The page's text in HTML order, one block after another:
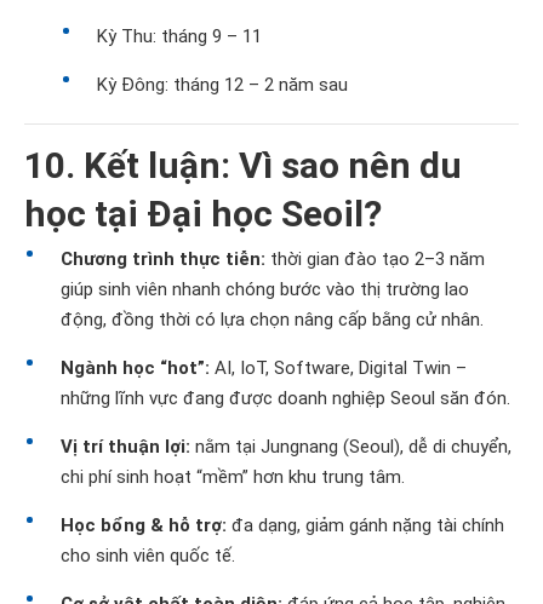
Kỳ Thu: tháng 9 – 11
Kỳ Đông: tháng 12 – 2 năm sau
10. Kết luận: Vì sao nên du
học tại Đại học Seoil?
Chương trình thực tiễn: thời gian đào tạo 2–3 năm
giúp sinh viên nhanh chóng bước vào thị trường lao
động, đồng thời có lựa chọn nâng cấp bằng cử nhân.
Ngành học “hot”: AI, IoT, Software, Digital Twin –
những lĩnh vực đang được doanh nghiệp Seoul săn đón.
Vị trí thuận lợi: nằm tại Jungnang (Seoul), dễ di chuyển,
chi phí sinh hoạt “mềm” hơn khu trung tâm.
Học bổng & hỗ trợ: đa dạng, giảm gánh nặng tài chính
cho sinh viên quốc tế.